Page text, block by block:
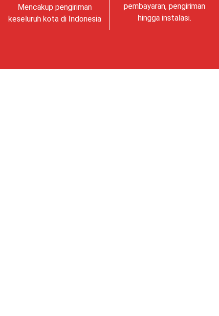
Mencakup pengiriman
keseluruh kota di Indonesia
pembayaran, pengiriman
hingga instalasi.